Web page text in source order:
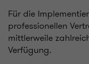
Für die
professionellen
mittlerweile
Verfügung.